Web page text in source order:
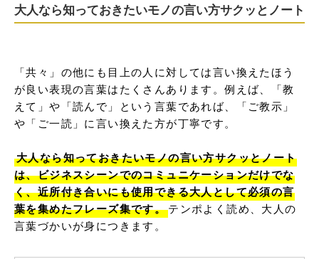
大人なら知っておきたいモノの言い方サクッとノート
「共々」の他にも目上の人に対しては言い換えたほう
が良い表現の言葉はたくさんあります。例えば、「教
えて」や「読んで」という言葉であれば、「ご教示」
や「ご一読」に言い換えた方が丁寧です。
大人なら知っておきたいモノの言い方サクッとノート
は、ビジネスシーンでのコミュニケーションだけでな
く、近所付き合いにも使用できる大人として必須の言
葉を集めたフレーズ集です。テンポよく読め、大人の
言葉づかいが身につきます。